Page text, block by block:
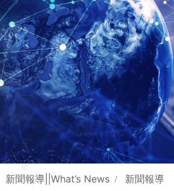
新聞報導||What’s News 新聞報導